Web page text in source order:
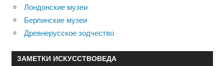
Лондонские музеи
Берлинские музеи
Древнерусское зодчество
ЗАМЕТКИ ИСКУССТВОВЕДА